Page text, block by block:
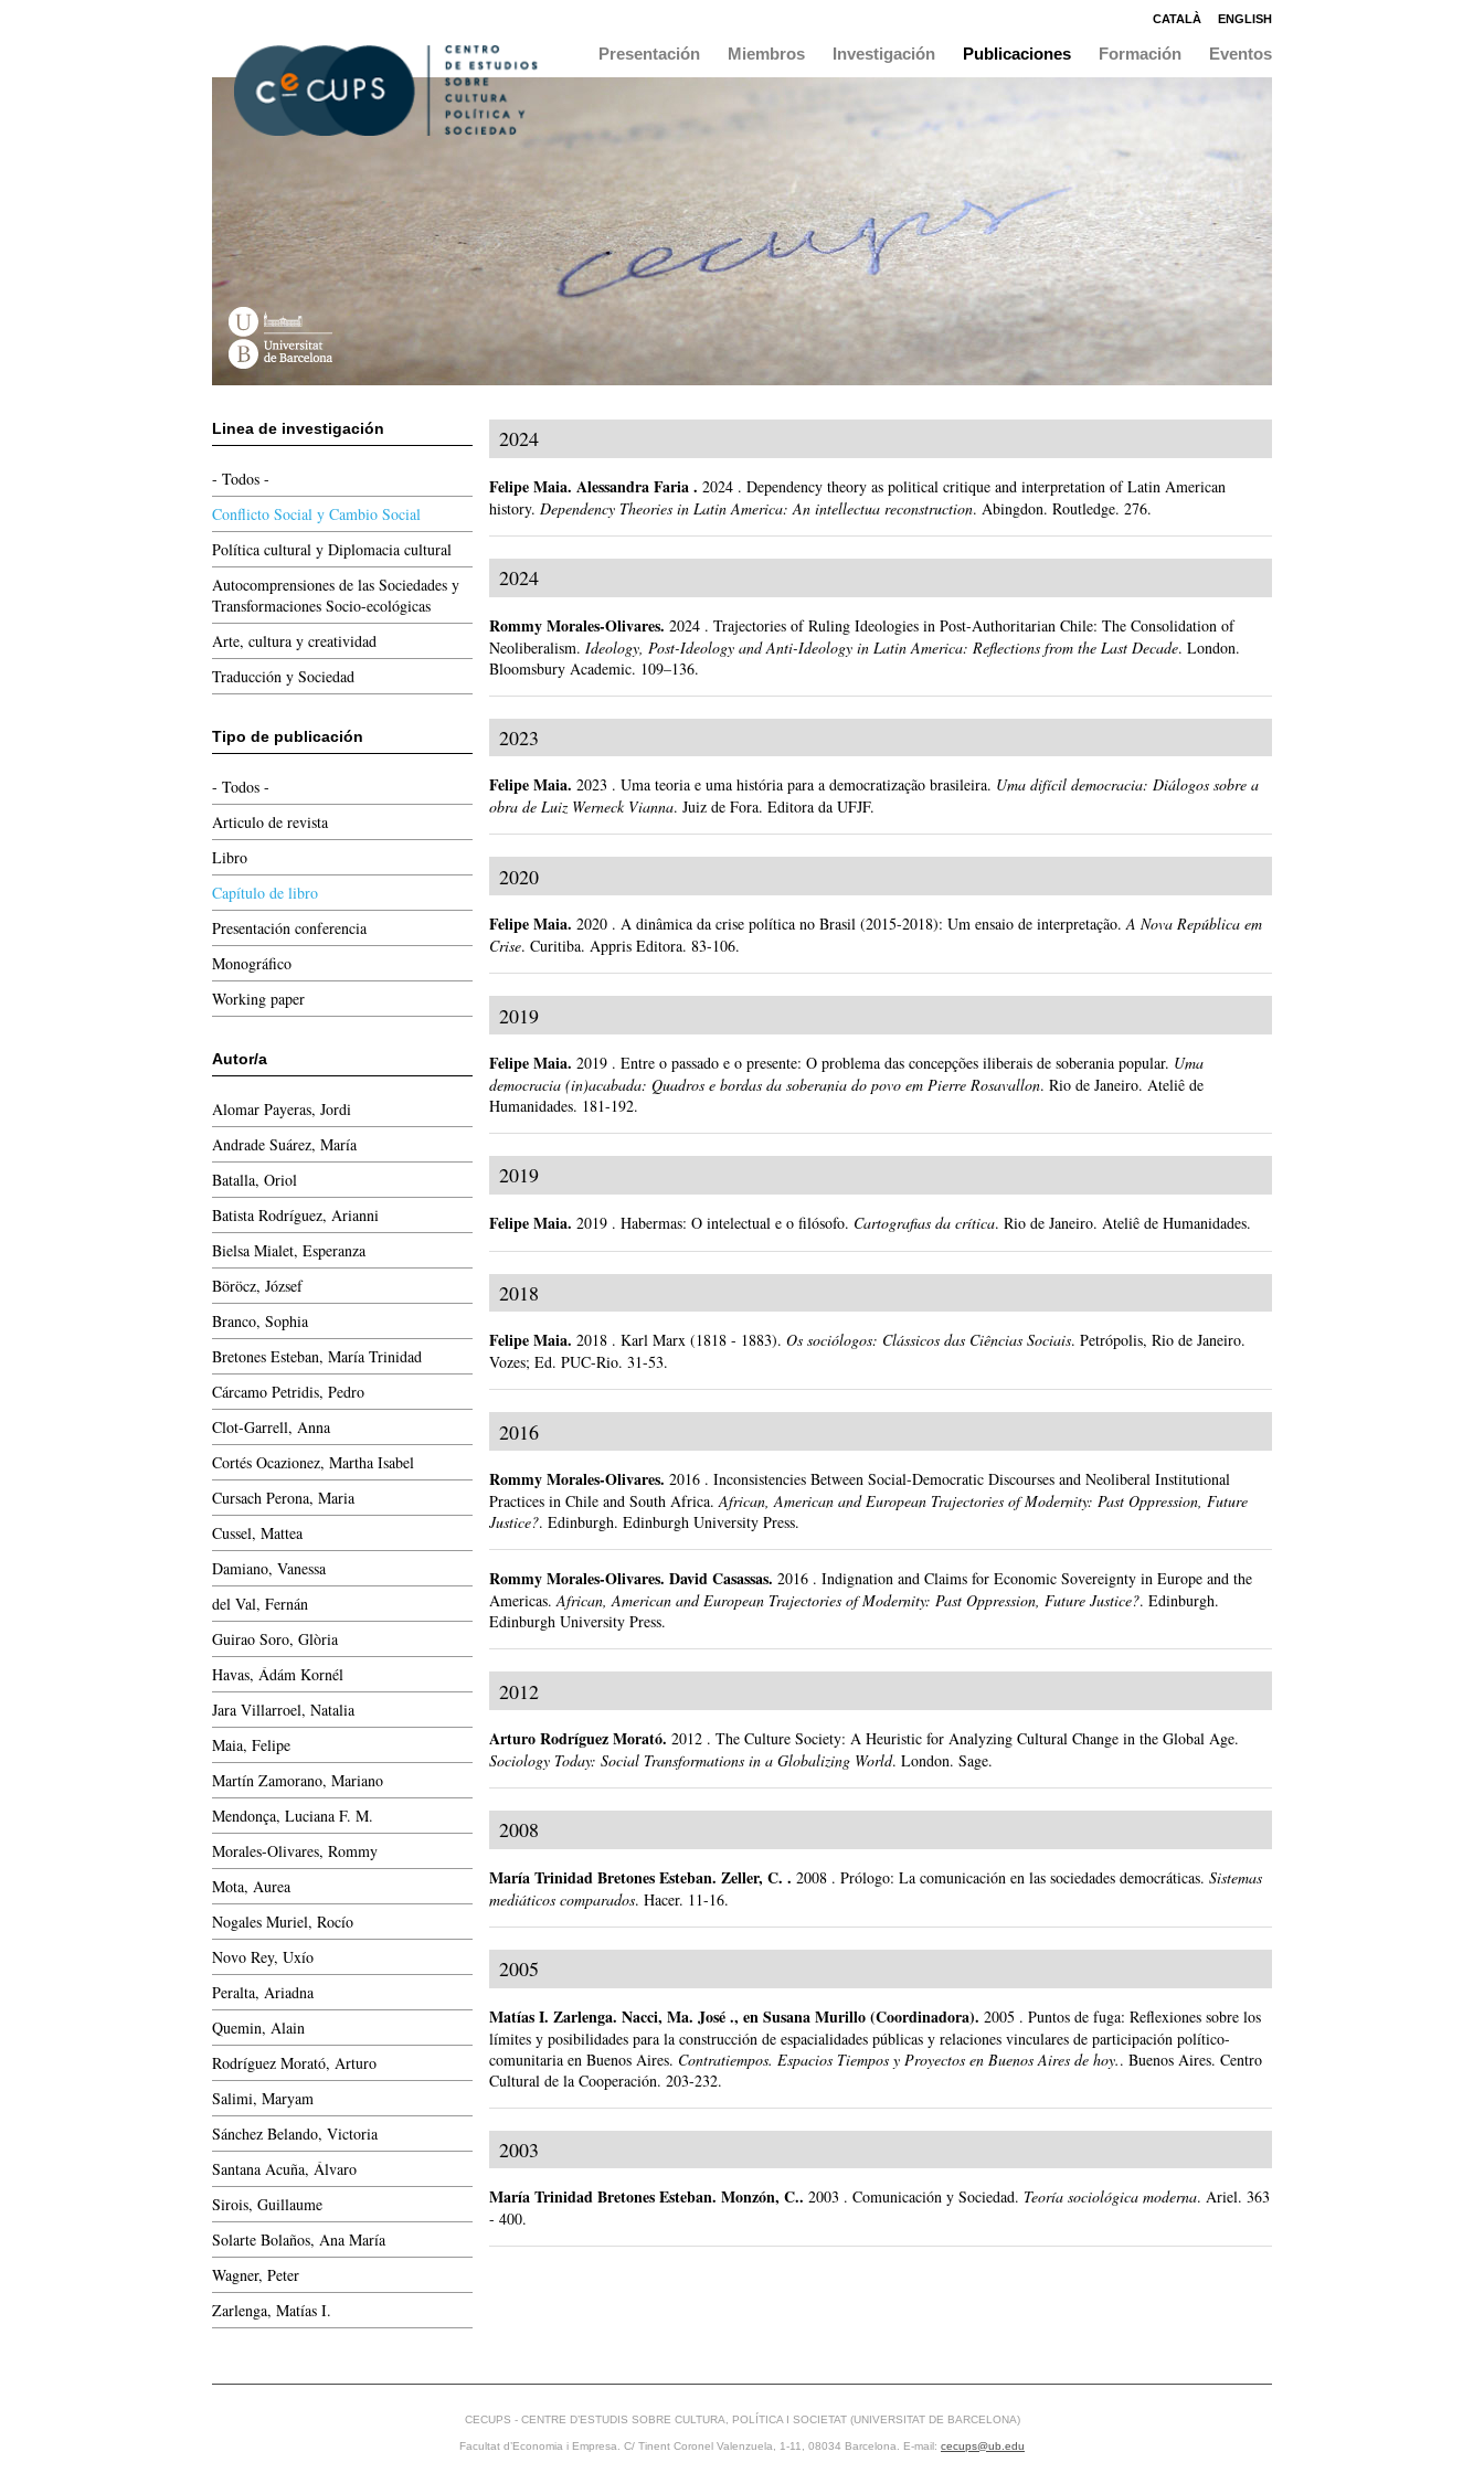
CATALÀ ENGLISH
MainPresentación Miembros Investigación Publicaciones Formación Eventos
2024
Felipe Maia.Alessandra Faria .2024 .Dependency theory as political critique and interpretation of Latin American
history. Dependency Theories in Latin America: An intellectua reconstruction. Abingdon.Routledge.276.
2024
Rommy Morales-Olivares.2024 .Trajectories of Ruling Ideologies in Post-Authoritarian Chile: The Consolidation of
Neoliberalism. Ideology, Post-Ideology and Anti-Ideology in Latin America: Reflections from the Last Decade.London.
Bloomsbury Academic. 109–136.
2023
Felipe Maia.2023 .Uma teoria e uma história para a democratização brasileira. Uma difícil democracia: Diálogos sobre a
obra de Luiz Werneck Vianna.Juiz de Fora.Editora da UFJF.
2020
Felipe Maia.2020 .A dinâmica da crise política no Brasil (2015-2018): Um ensaio de interpretação. A Nova República em
Crise.Curitiba.Appris Editora.83-106.
2019
Felipe Maia.2019 .Entre o passado e o presente: O problema das concepções iliberais de soberania popular. Uma
democracia (in)acabada: Quadros e bordas da soberania do povo em Pierre Rosavallon.Rio de Janeiro.Ateliê de
Humanidades. 181-192.
2019
Felipe Maia.2019 .Habermas: O intelectual e o filósofo. Cartografias da crítica.Rio de Janeiro. Ateliê de Humanidades.
2018
Felipe Maia.2018 .Karl Marx (1818 - 1883). Os sociólogos: Clássicos das Ciências Sociais.Petrópolis, Rio de Janeiro.
Vozes; Ed. PUC-Rio.31-53.
2016
Rommy Morales-Olivares.2016 .Inconsistencies Between Social-Democratic Discourses and Neoliberal Institutional
Practices in Chile and South Africa. African, American and European Trajectories of Modernity: Past Oppression, Future
Justice?.Edinburgh.Edinburgh University Press.
Rommy Morales-Olivares.David Casassas.2016 .Indignation and Claims for Economic Sovereignty in Europe and the
Americas. African, American and European Trajectories of Modernity: Past Oppression, Future Justice?.Edinburgh.
Edinburgh University Press.
2012
Arturo Rodríguez Morató.2012 .The Culture Society: A Heuristic for Analyzing Cultural Change in the Global Age.
Sociology Today: Social Transformations in a Globalizing World.London.Sage.
2008
María Trinidad Bretones Esteban.Zeller, C. .2008 .Prólogo: La comunicación en las sociedades democráticas. Sistemas
mediáticos comparados.Hacer. 11-16.
2005
Matías I. Zarlenga.Nacci, Ma. José ., en Susana Murillo (Coordinadora).2005 .Puntos de fuga: Reflexiones sobre los
límites y posibilidades para la construcción de espacialidades públicas y relaciones vinculares de participación político-
comunitaria en Buenos Aires. Contratiempos. Espacios Tiempos y Proyectos en Buenos Aires de hoy..Buenos Aires.Centro
Cultural de la Cooperación.203-232.
2003
María Trinidad Bretones Esteban.Monzón, C..2003 .Comunicación y Sociedad. Teoría sociológica moderna.Ariel.363
- 400.
Linea de investigación
- Todos -
Conflicto Social y Cambio Social
Política cultural y Diplomacia cultural
Autocomprensiones de las Sociedades y
Transformaciones Socio-ecológicas
Arte, cultura y creatividad
Traducción y Sociedad
Tipo de publicación
- Todos -
Articulo de revista
Libro
Capítulo de libro
Presentación conferencia
Monográfico
Working paper
Autor/a
Alomar Payeras, Jordi
Andrade Suárez, María
Batalla, Oriol
Batista Rodríguez, Arianni
Bielsa Mialet, Esperanza
Böröcz, József
Branco, Sophia
Bretones Esteban, María Trinidad
Cárcamo Petridis, Pedro
Clot-Garrell, Anna
Cortés Ocazionez, Martha Isabel
Cursach Perona, Maria
Cussel, Mattea
Damiano, Vanessa
del Val, Fernán
Guirao Soro, Glòria
Havas, Ádám Kornél
Jara Villarroel, Natalia
Maia, Felipe
Martín Zamorano, Mariano
Mendonça, Luciana F. M.
Morales-Olivares, Rommy
Mota, Aurea
Nogales Muriel, Rocío
Novo Rey, Uxío
Peralta, Ariadna
Quemin, Alain
Rodríguez Morató, Arturo
Salimi, Maryam
Sánchez Belando, Victoria
Santana Acuña, Álvaro
Sirois, Guillaume
Solarte Bolaños, Ana María
Wagner, Peter
Zarlenga, Matías I.
CECUPS - CENTRE D’ESTUDIS SOBRE CULTURA, POLÍTICA I SOCIETAT (UNIVERSITAT DE BARCELONA)
Facultat d’Economia i Empresa. C/ Tinent Coronel Valenzuela, 1-11, 08034 Barcelona. E-mail: cecups@ub.edu